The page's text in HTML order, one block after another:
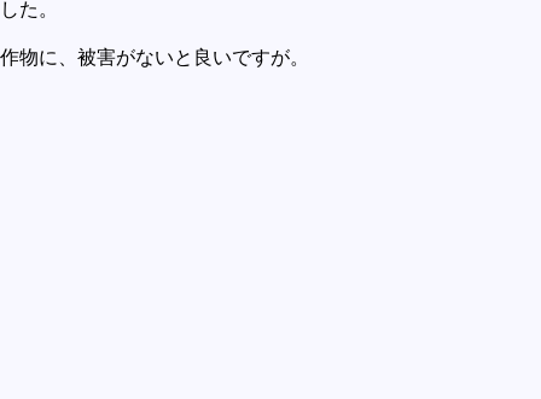
した。
作物に、被害がないと良いですが。